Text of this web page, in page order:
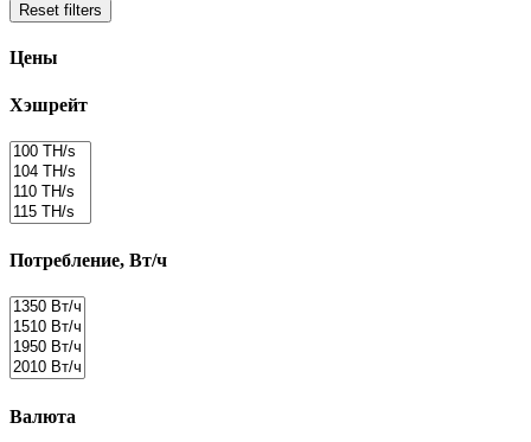
Reset filters
Цены
Хэшрейт
Потребление, Вт/ч
Валюта